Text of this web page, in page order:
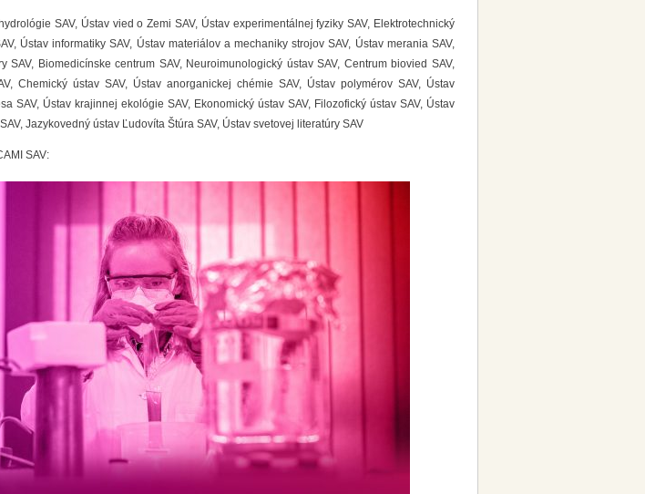
SAV, Ústav vied o Zemi SAV, Ústav experimentálnej fyziky SAV, Elektrotechnický
Ústav informatiky SAV, Ústav materiálov a mechaniky strojov SAV, Ústav merania SAV,
SAV, Biomedicínske centrum SAV, Neuroimunologický ústav SAV, Centrum biovied SAV,
Chemický ústav SAV, Ústav anorganickej chémie SAV, Ústav polymérov SAV, Ústav
SAV, Ústav krajinnej ekológie SAV, Ekonomický ústav SAV, Filozofický ústav SAV, Ústav
Jazykovedný ústav Ľudovíta Štúra SAV, Ústav svetovej literatúry SAV
SAV: